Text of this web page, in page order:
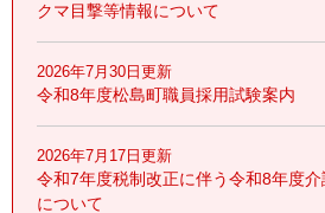
クマ目撃等情報について
2026年7月30日更新
令和8年度松島町職員採用試験案内
2026年7月17日更新
令和7年度税制改正に伴う令和8年度
について